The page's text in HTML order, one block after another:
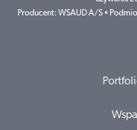
Producent: WSAUD A/S •